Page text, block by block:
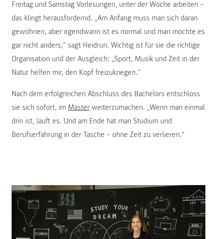
Freitag und Samstag Vorlesungen, unter der Woche arbeiten –
das klingt herausfordernd. „Am Anfang muss man sich daran
gewöhnen, aber irgendwann ist es normal und man möchte es
gar nicht anders,“ sagt Heidrun. Wichtig ist für sie die richtige
Organisation und der Ausgleich: „Sport, Musik und Zeit in der
Natur helfen mir, den Kopf freizukriegen.“
Nach dem erfolgreichen Abschluss des Bachelors entschloss
sie sich sofort, im Master weiterzumachen. „Wenn man einmal
drin ist, läuft es. Und am Ende hat man Studium und
Berufserfahrung in der Tasche – ohne Zeit zu verlieren.“